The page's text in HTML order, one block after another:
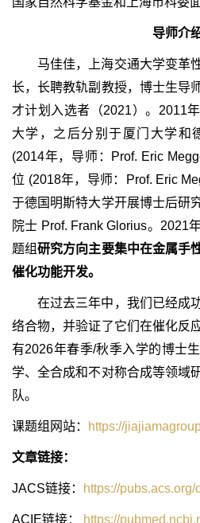
导师介
马佳佳，上海交通大学变革
长，长聘教轨副教授，博士生导
才计划入选者（2021）。2011
大学，之后分别于厦门大学和
(2014年，导师：Prof. Eric
位 (2018年，导师：Prof. Eric
于德国明斯特大学开展博士后研
院士 Prof. Frank Glorius。2021
题组研究方向主要集中在金属手
催化功能开发。
在过去三年中，我们已经成
络合物，并验证了它们在催化反
有2026年春季/秋季入学的博士
学、全合成和不对称合成等领域
队。
课题组网站： https://
文章链接：
JACS链接： https://
ACIE链接： https://